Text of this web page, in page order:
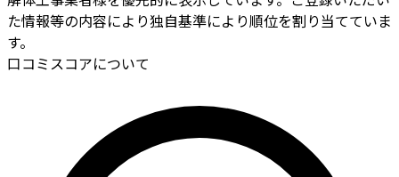
た情報等の内容により独自基準により順位を割り当てていま
す。
口コミスコアについて